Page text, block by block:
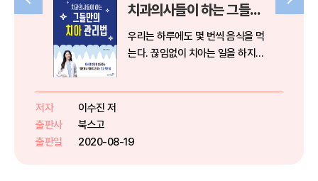
치과의사들이 하는 그들만의 치아 관리법
우리는 하루에도 몇 번씩 음식을 먹
는다. 끊임없이 치아는 일을 하지만
에 빠지고 그 후에는 영...
저자
이수진 저
출판사
북스고
출판일
2020-08-19